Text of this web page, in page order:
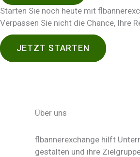
Starten Sie noch heute mit
Verpassen Sie nicht die Chance, Ihre
JETZT STARTEN
Über uns
flbannerexchange hilft
gestalten und ihre